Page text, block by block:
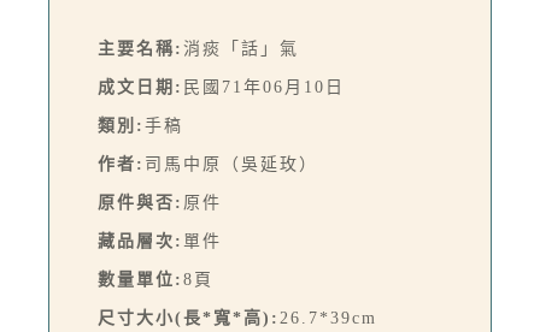
主要名稱: 消痰「話」氣
成文日期: 民國71年06月10日
類別: 手稿
作者: 司馬中原（吳延玫）
原件與否: 原件
藏品層次: 單件
數量單位: 8頁
尺寸大小(長*寬*高): 26.7*39cm